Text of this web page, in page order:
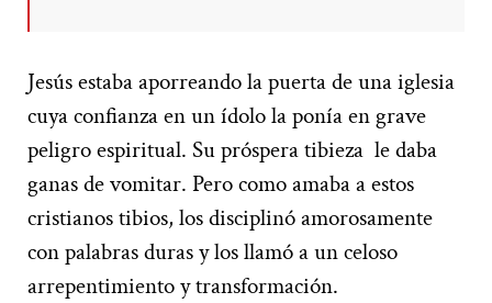
Jesús estaba aporreando la puerta de una iglesia
cuya confianza en un ídolo la ponía en grave
peligro espiritual. Su próspera tibieza le daba
ganas de vomitar. Pero como amaba a estos
cristianos tibios, los disciplinó amorosamente
con palabras duras y los llamó a un celoso
arrepentimiento y transformación.